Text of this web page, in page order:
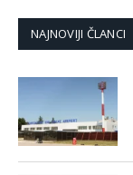
NAJNOVIJI ČLANCI